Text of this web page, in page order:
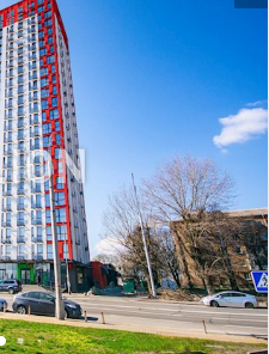
отдельные и светлые
планировка, большое
Спокойное и
школы, детские
необходимая инфраструктура
для комфортного
инвестиции в
0685971143